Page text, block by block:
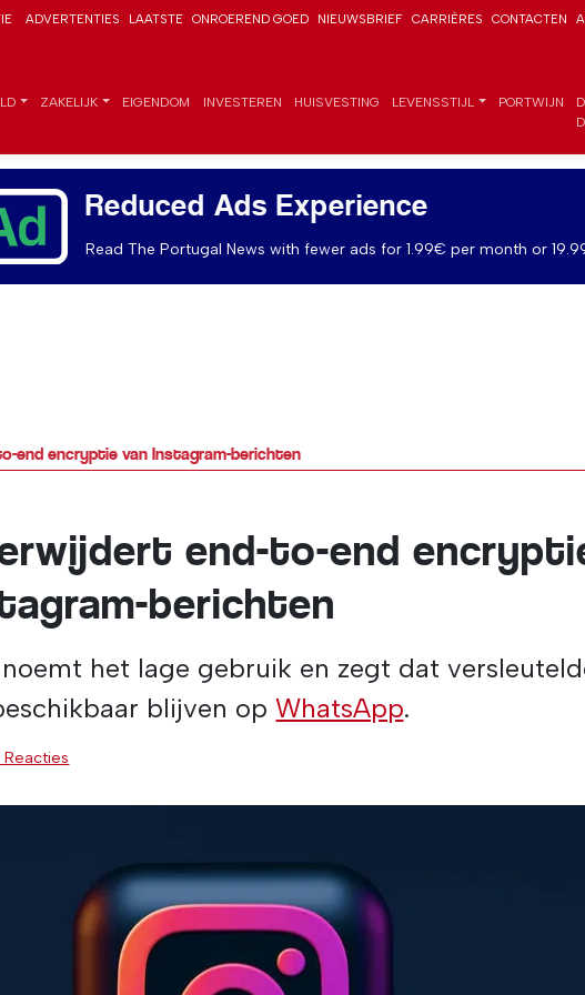
ADVERTENTIES LAATSTE ONROEREND GOED NIEUWSBRIEF CARRIÈRES CONTACTEN
ZAKELIJK EIGENDOM INVESTEREN HUISVESTING LEVENSSTIJL PORTWIJN
Reduced Ads Experience
Read The Portugal News with fewer ads for 1.99€ per month or
end encryptie van Instagram-berichten
end-to-end
berichten
het lage gebruik en zegt dat
blijven opWhatsApp.
Reacties